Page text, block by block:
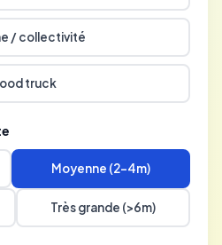
/ collectivité
truck
Moyenne (2-4m)
Très grande (>6m)